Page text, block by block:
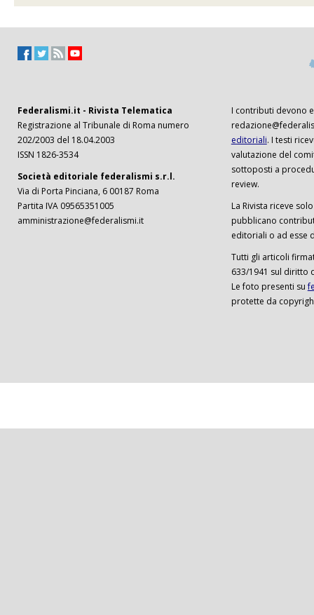
Federalismi.it - Rivista Telematica
Registrazione al Tribunale di Roma numero
202/2003 del 18.04.2003
ISSN 1826-3534
Società editoriale federalismi s.r.l.
Via di Porta Pinciana, 6 00187 Roma
Partita IVA 09565351005
amministrazione@federalismi.it
I contributi devono
editoriali. I testi
valutazione del
sottoposti a
review.
La Rivista riceve
pubblicano
editoriali o ad esse
Tutti gli articoli
633/1941 sul diritto
Le foto presenti su
protette da